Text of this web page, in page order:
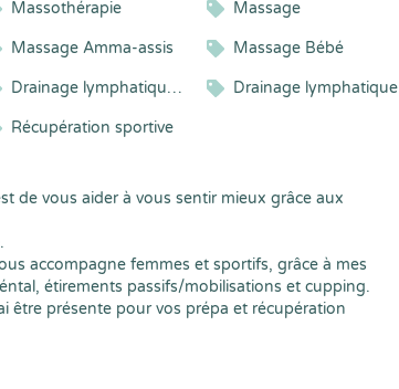
Massothérapie Massage
Massage Amma-assis Massage Bébé
Drainage lymphatique manuel Drainage lymphatique
Récupération sportive
de vous aider à vous sentir mieux grâce aux
accompagne femmes et sportifs, grâce à mes
étirements passifs/mobilisations et cupping.
être présente pour vos prépa et récupération